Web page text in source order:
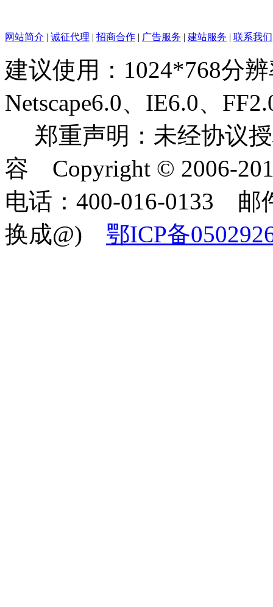
网站简介 | 诚征代理 | 招商合作 | 广告服务 | 建站服务 | 联系我们
建议使用：1024*768分
Netscape6.0、IE6.0、
郑重声明：未经协议
容 Copyright © 2006-
电话：400-016-0133 邮
换成@) 鄂ICP备